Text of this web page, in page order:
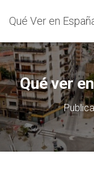
Qué Ver en
Qué ver